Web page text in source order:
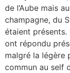
de l’Aube mais
champagne, du
étaient présents.
ont répondu
malgré la légère
commun au self